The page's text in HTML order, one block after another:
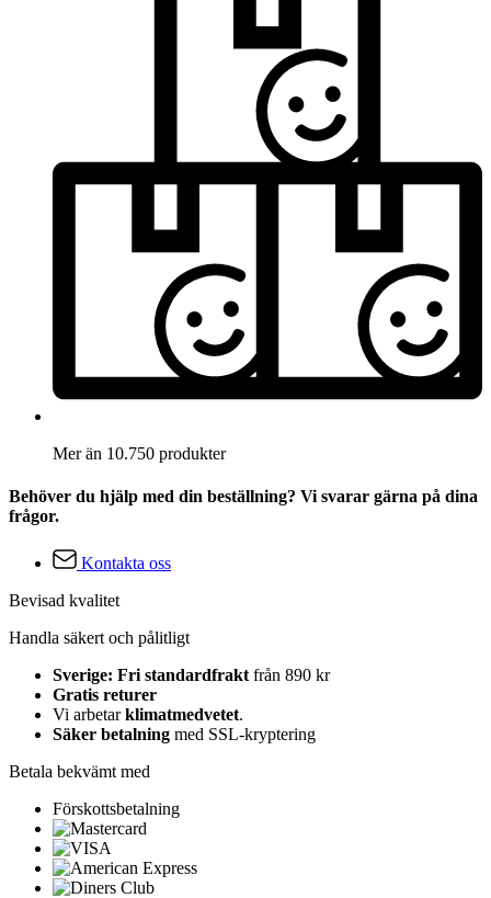
Mer än 10.750 produkter
Behöver du hjälp med din beställning? Vi svarar gärna på dina
frågor.
Kontakta oss
Bevisad kvalitet
Handla säkert och pålitligt
Sverige: Fri standardfrakt från 890 kr
Gratis returer
Vi arbetarklimatmedvetet.
Säker betalning med SSL-kryptering
Betala bekvämt med
Förskottsbetalning